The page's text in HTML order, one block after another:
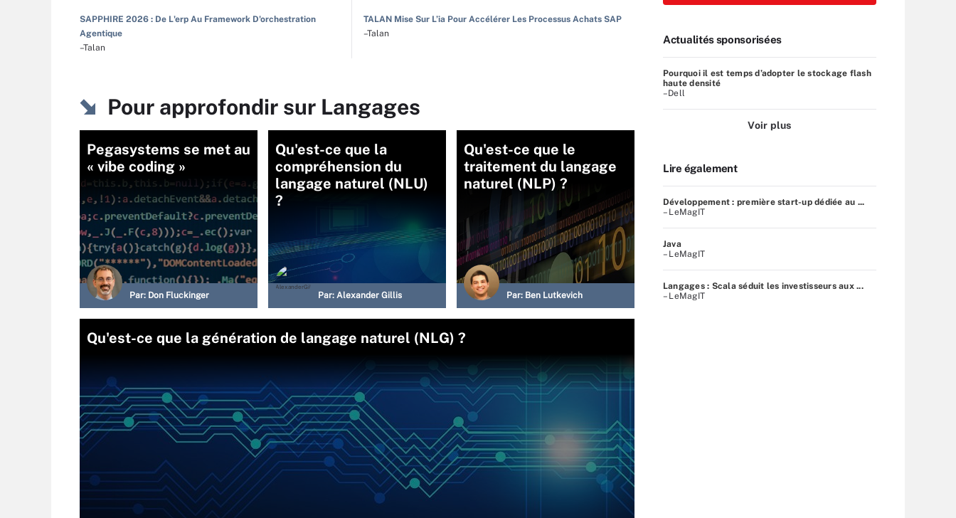
SAPPHIRE 2026 : De L'erp Au Framework D'orchestration
Agentique
–Talan
TALAN Mise Sur L’ia Pour Accélérer Les Processus Achats SAP
–Talan
Pour approfondir sur Langages
Pegasystems se met au
« vibe coding »
Par: Don Fluckinger
Qu'est-ce que la
compréhension du
langage naturel (NLU)
?
Par: Alexander Gillis
Qu'est-ce que le
traitement du langage
naturel (NLP) ?
Par: Ben Lutkevich
Qu'est-ce que la génération de langage naturel (NLG) ?
Actualités sponsorisées
Pourquoi il est temps d’adopter le stockage flash
haute densité
–Dell
Voir plus
Lire également
Développement : première start-up dédiée au ...
– LeMagIT
Java
– LeMagIT
Langages : Scala séduit les investisseurs aux ...
– LeMagIT